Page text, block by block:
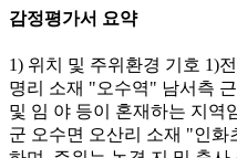
감정평가서 요약
1) 위치 및 주위환경 기호 1)
명리 소재 "오수역" 남서측
및 임 야 등이 혼재하는 지역
군 오수면 오산리 소재 "인화